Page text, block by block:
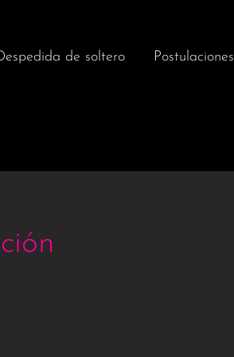
de soltero Postulaciones